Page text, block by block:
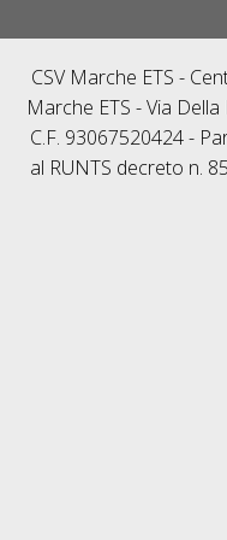
CSV Marche ETS -
Marche ETS - Via
C.F. 93067520424 -
al RUNTS decreto n.